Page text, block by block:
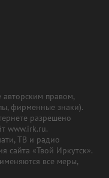
правом,
фирменные знаки).
разрешено
www.irk.ru.
ТВ и радио
сайта «Твой Иркутск».
все меры,